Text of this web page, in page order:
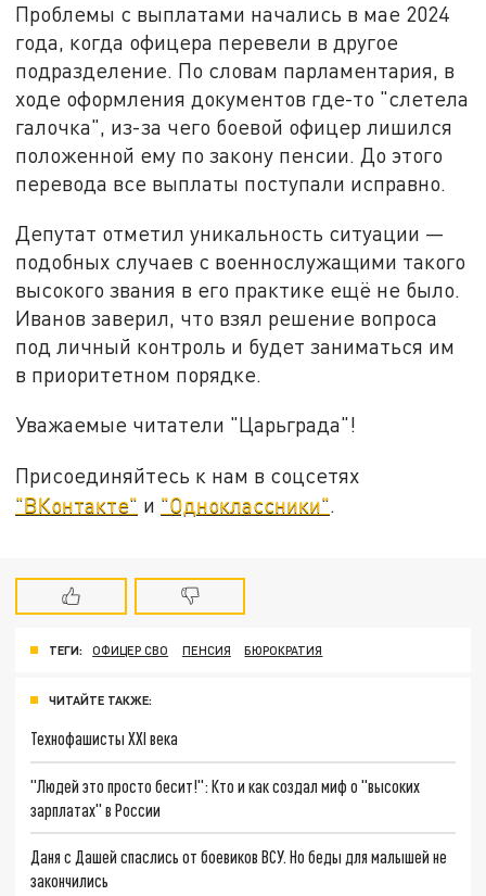
Проблемы с выплатами начались в мае 2024
года, когда офицера перевели в другое
подразделение. По словам парламентария, в
ходе оформления документов где-то "слетела
галочка", из-за чего боевой офицер лишился
положенной ему по закону пенсии. До этого
перевода все выплаты поступали исправно.
Депутат отметил уникальность ситуации —
подобных случаев с военнослужащими такого
высокого звания в его практике ещё не было.
Иванов заверил, что взял решение вопроса
под личный контроль и будет заниматься им
в приоритетном порядке.
Уважаемые читатели "Царьграда"!
Присоединяйтесь к нам в соцсетях
"ВКонтакте" и "Одноклассники"
ТЕГИ: ОФИЦЕР СВО ПЕНСИЯ БЮРОКРАТИЯ
ЧИТАЙТЕ ТАКЖЕ:
Технофашисты XXI века
"Людей это просто бесит!": Кто и как создал миф о "высоких
зарплатах" в России
Даня с Дашей спаслись от боевиков ВСУ. Но беды для малышей не
закончились